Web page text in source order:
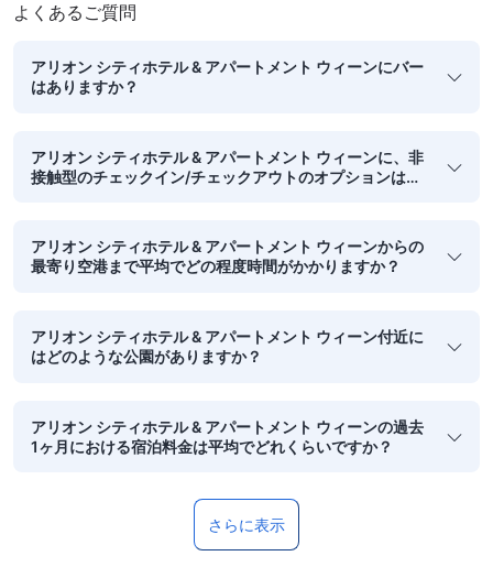
よくあるご質問
アリオン シティホテル & アパートメント ウィーンにバー
はありますか？
アリオン シティホテル & アパートメント ウィーンに、非
接触型のチェックイン/チェックアウトのオプションはあ
アリオン シティホテル & アパートメント ウィーンからの
最寄り空港まで平均でどの程度時間がかかりますか？
アリオン シティホテル & アパートメント ウィーン付近に
はどのような公園がありますか？
アリオン シティホテル & アパートメント ウィーンの過去
1ヶ月における宿泊料金は平均でどれくらいですか？
さらに表示